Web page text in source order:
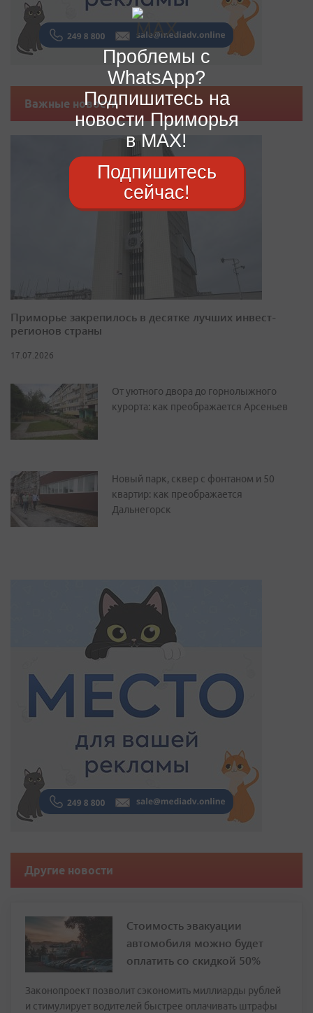
Важные новости
Приморье закрепилось в десятке лучших инвест-
регионов страны
17.07.2026
От уютного двора до горнолыжного
курорта: как преображается Арсеньев
Новый парк, сквер с фонтаном и 50
квартир: как преображается
Дальнегорск
Другие новости
Стоимость эвакуации
автомобиля можно будет
оплатить со скидкой 50%
Законопроект позволит сэкономить миллиарды рублей
и стимулирует водителей быстрее оплачивать штрафы
Проблемы с
WhatsApp?
Подпишитесь на
новости Приморья
в MAX!
Подпишитесь
сейчас!